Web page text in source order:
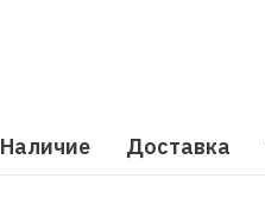
Наличие Доставка